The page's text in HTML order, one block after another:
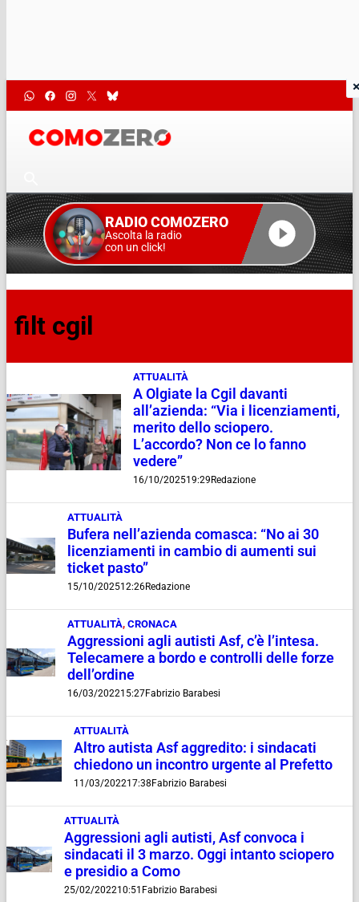
RADIO COMOZERO
Ascolta la radio
con un click!
filt cgil
ATTUALITÀ
A Olgiate la Cgil davanti
all’azienda: “Via i licenziamenti,
merito dello sciopero.
L’accordo? Non ce lo fanno
vedere”
16/10/202519:29Redazione
ATTUALITÀ
Bufera nell’azienda comasca: “No ai 30
licenziamenti in cambio di aumenti sui
ticket pasto”
15/10/202512:26Redazione
ATTUALITÀ, CRONACA
Aggressioni agli autisti Asf, c’è l’intesa.
Telecamere a bordo e controlli delle forze
dell’ordine
16/03/202215:27Fabrizio Barabesi
ATTUALITÀ
Altro autista Asf aggredito: i sindacati
chiedono un incontro urgente al Prefetto
11/03/202217:38Fabrizio Barabesi
ATTUALITÀ
Aggressioni agli autisti, Asf convoca i
sindacati il 3 marzo. Oggi intanto sciopero
e presidio a Como
25/02/202210:51 Fabrizio Barabesi